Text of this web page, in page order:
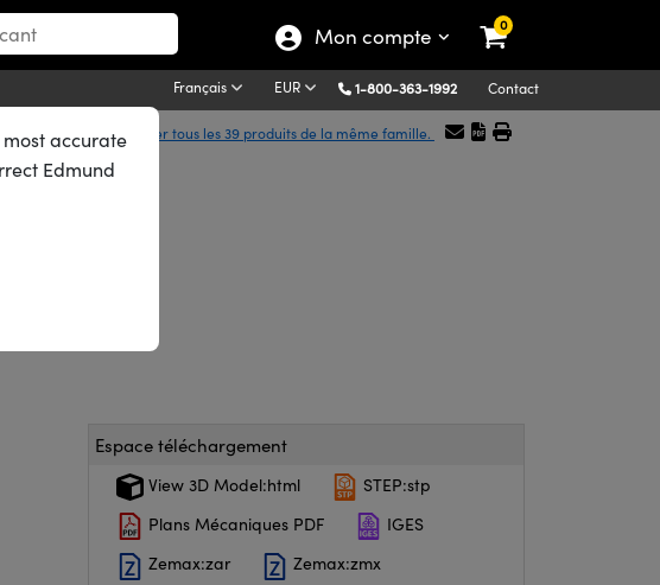
Mon compte 0
Français EUR 1-800-363-1992 Contact
Afficher tous les 39 produits de la même famille.
Espace téléchargement
View 3D Model:html
STEP:stp
Plans Mécaniques PDF
IGES
Zemax:zar
Zemax:zmx
accurate
Edmund